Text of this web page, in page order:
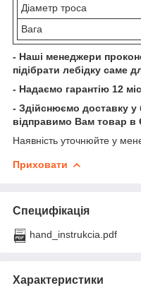
Діаметр троса
Вага
- Наші менеджери
підібрати лебідку саме
- Надаємо гарантію 12
- Здійснюємо доставку у
відправимо Вам товар в
Наявність уточнюйте у
Приховати
Специфікація
hand_instrukcia.pdf
Характеристики